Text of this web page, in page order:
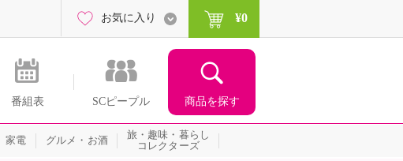
番組表 SCピープル 商品を探す
お気に入り ¥0
家電 グルメ・お酒
旅・趣味・暮らし
コレクターズ